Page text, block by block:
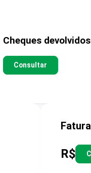
Cheques devolvidos
Consultar
R$